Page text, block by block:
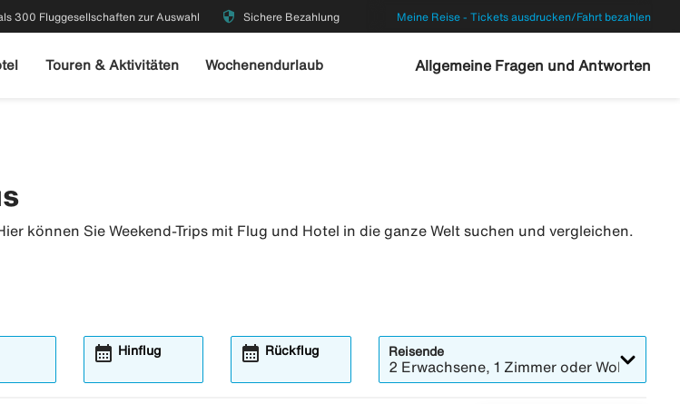
300 Fluggesellschaften zur Auswahl security Sichere Bezahlung Meine Reise - Tickets ausdrucken/Fahrt bezahlen
Touren & Aktivitäten Wochenendurlaub Allgemeine Fragen und Antworten
können Sie Weekend-Trips mit Flug und Hotel in die ganze Welt suchen und vergleichen.
Hinflug
calendar_month Rückflug
calendar_month Reisende
2 Erwachsene, 1 Zimmer oder Wohnung